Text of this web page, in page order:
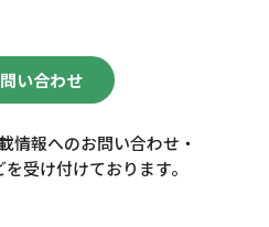
い合わせ
情報へのお問い合わせ・
受け付けております。